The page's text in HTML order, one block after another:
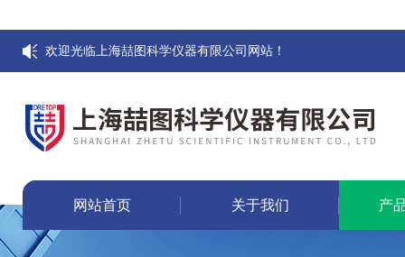
欢迎光临上海喆图科学仪器有限公司网站！
网站首页 关于我们 产